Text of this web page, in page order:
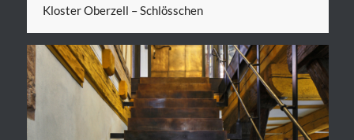
Kloster Oberzell – Schlösschen